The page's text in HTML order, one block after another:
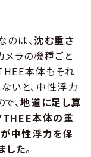
のは、沈む重さ
メラの機種ごと
本体もそれ
いと、中性浮力
、地道に足し算
本体の重
中性浮力を保
した。